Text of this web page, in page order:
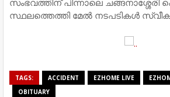
സംഭവത്തിന് പിന്നാലെ
സ്ഥലത്തെത്തി മേല്‍ നടപടികള്‍
TAGS: ACCIDENT EZHOME LIVE
OBITUARY